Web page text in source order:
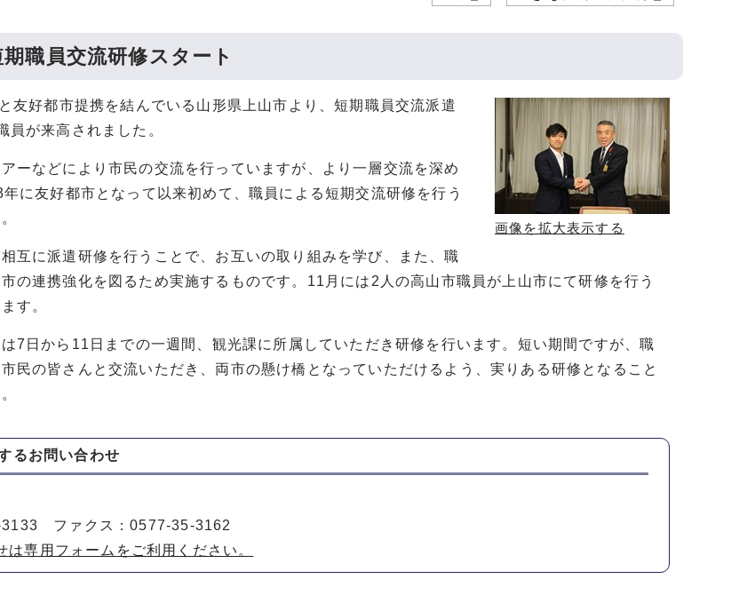
職員交流研修スタート
画像を拡大表示する
友好都市提携を結んでいる山形県上山市より、短期職員交流派遣
員が来高されました。
アーなどにより市民の交流を行っていますが、より一層交流を深め
に友好都市となって以来初めて、職員による短期交流研修を行う
互に派遣研修を行うことで、お互いの取り組みを学び、また、職
の連携強化を図るため実施するものです。11月には2人の高山市職員が上山市にて研修を行う
す。
は7日から11日までの一週間、観光課に所属していただき研修を行います。短い期間ですが、職
民の皆さんと交流いただき、両市の懸け橋となっていただけるよう、実りある研修となること
るお問い合わせ
3133 ファクス：0577-35-3162
は専用フォームをご利用ください。